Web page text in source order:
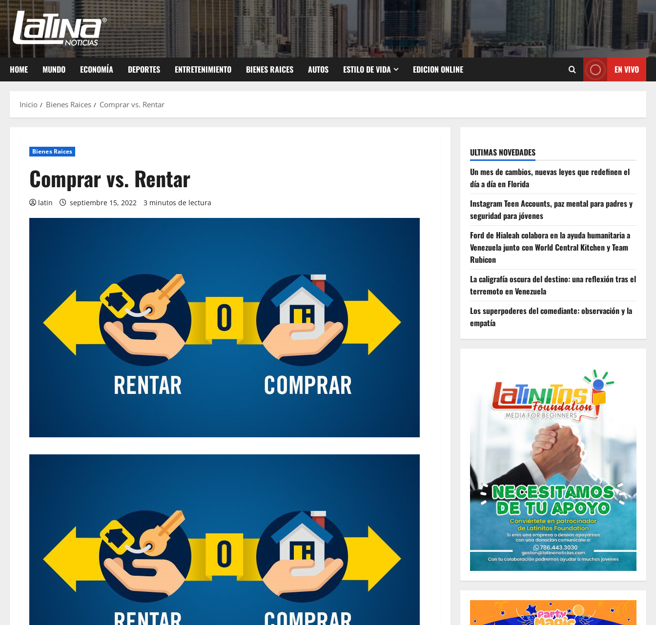
HOME MUNDO ECONOMÍA DEPORTES ENTRETENIMIENTO BIENES RAICES AUTOS ESTILO DE VIDA EDICION ONLINE EN VIVO
Inicio Bienes Raices Comprar vs. Rentar
Bienes Raices
Comprar vs. Rentar
latin septiembre 15, 2022 3 minutos de lectura
ULTIMAS NOVEDADES
Un mes de cambios, nuevas leyes que redefinen el
día a día en Florida
Instagram Teen Accounts, paz mental para padres y
seguridad para jóvenes
Ford de Hialeah colabora en la ayuda humanitaria a
Venezuela junto con World Central Kitchen y Team
Rubicon
La caligrafía oscura del destino: una reflexión tras el
terremoto en Venezuela
Los superpoderes del comediante: observación y la
empatía